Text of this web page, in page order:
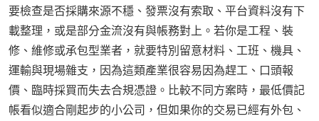
要檢查是否採購來源不穩、發票沒有索取、平台資料沒有下
載整理，或是部分金流沒有與帳務對上。若你是工程、裝
修、維修或承包型業者，就要特別留意材料、工班、機具、
運輸與現場雜支，因為這類產業很容易因為趕工、口頭報
價、臨時採買而失去合規憑證。比較不同方案時，最低價記
帳看似適合剛起步的小公司，但如果你的交易已經有外包、